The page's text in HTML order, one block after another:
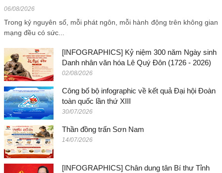
06/08/2026
Trong kỷ nguyên số, mỗi phát ngôn, mỗi hành động trên không gian
mạng đều có sức...
[INFOGRAPHICS] Kỷ niệm 300 năm Ngày sinh
Danh nhân văn hóa Lê Quý Đôn (1726 - 2026)
02/08/2026
Công bố bộ infographic về kết quả Đại hội Đoàn
toàn quốc lần thứ XIII
30/07/2026
Thần đồng trấn Sơn Nam
14/07/2026
[INFOGRAPHICS] Chân dung tân Bí thư Tỉnh